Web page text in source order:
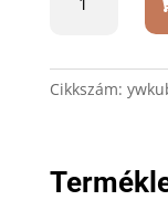
cicabiléta
sárgaréz
Cikkszám: